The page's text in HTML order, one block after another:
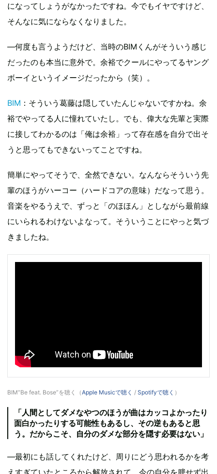
になってしょうがなかったですね。今でもイヤですけど、
そんなに気にならなくなりました。
―何度も言うようだけど、当時のBIMくんがそういう感じ
だったのも本当に意外で。余裕でクールにやってるヤング
ボーイというイメージだったから（笑）。
BIM ：そういう葛藤は隠していたんじゃないですかね。余
裕でやってる人に憧れていたし。でも、偉大な先輩と実際
に接してわかるのは「俺は余裕」って存在感を自分で出そ
うと思ってもできないってことですね。
簡単にやってそうで、全然できない。なんならそういう先
輩のほうがハーコー（ハードコアの意味）だなって思う。
音楽をやるうえで、ずっと「のほほん」としながら最前線
にいられるわけないよなって。そういうことにやっと気づ
きましたね。
BIM“Be feat. Bose”を聴く（Apple Musicで聴く / Spotifyで聴く ）
「人間としてダメなやつのほうが曲はカッコよかったり
面白かったりする可能性もあるし、その逆もあると思
う。だからこそ、自分のダメな部分を隠す必要はない」
―最初にも話してくれたけど、周りにどう思われるかを考
えすぎていたところから解放されて、今の自分を臆せず出